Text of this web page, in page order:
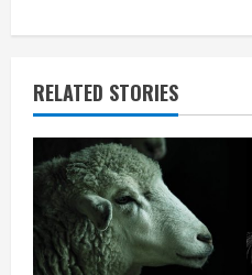
d
i
n
g
RELATED STORIES